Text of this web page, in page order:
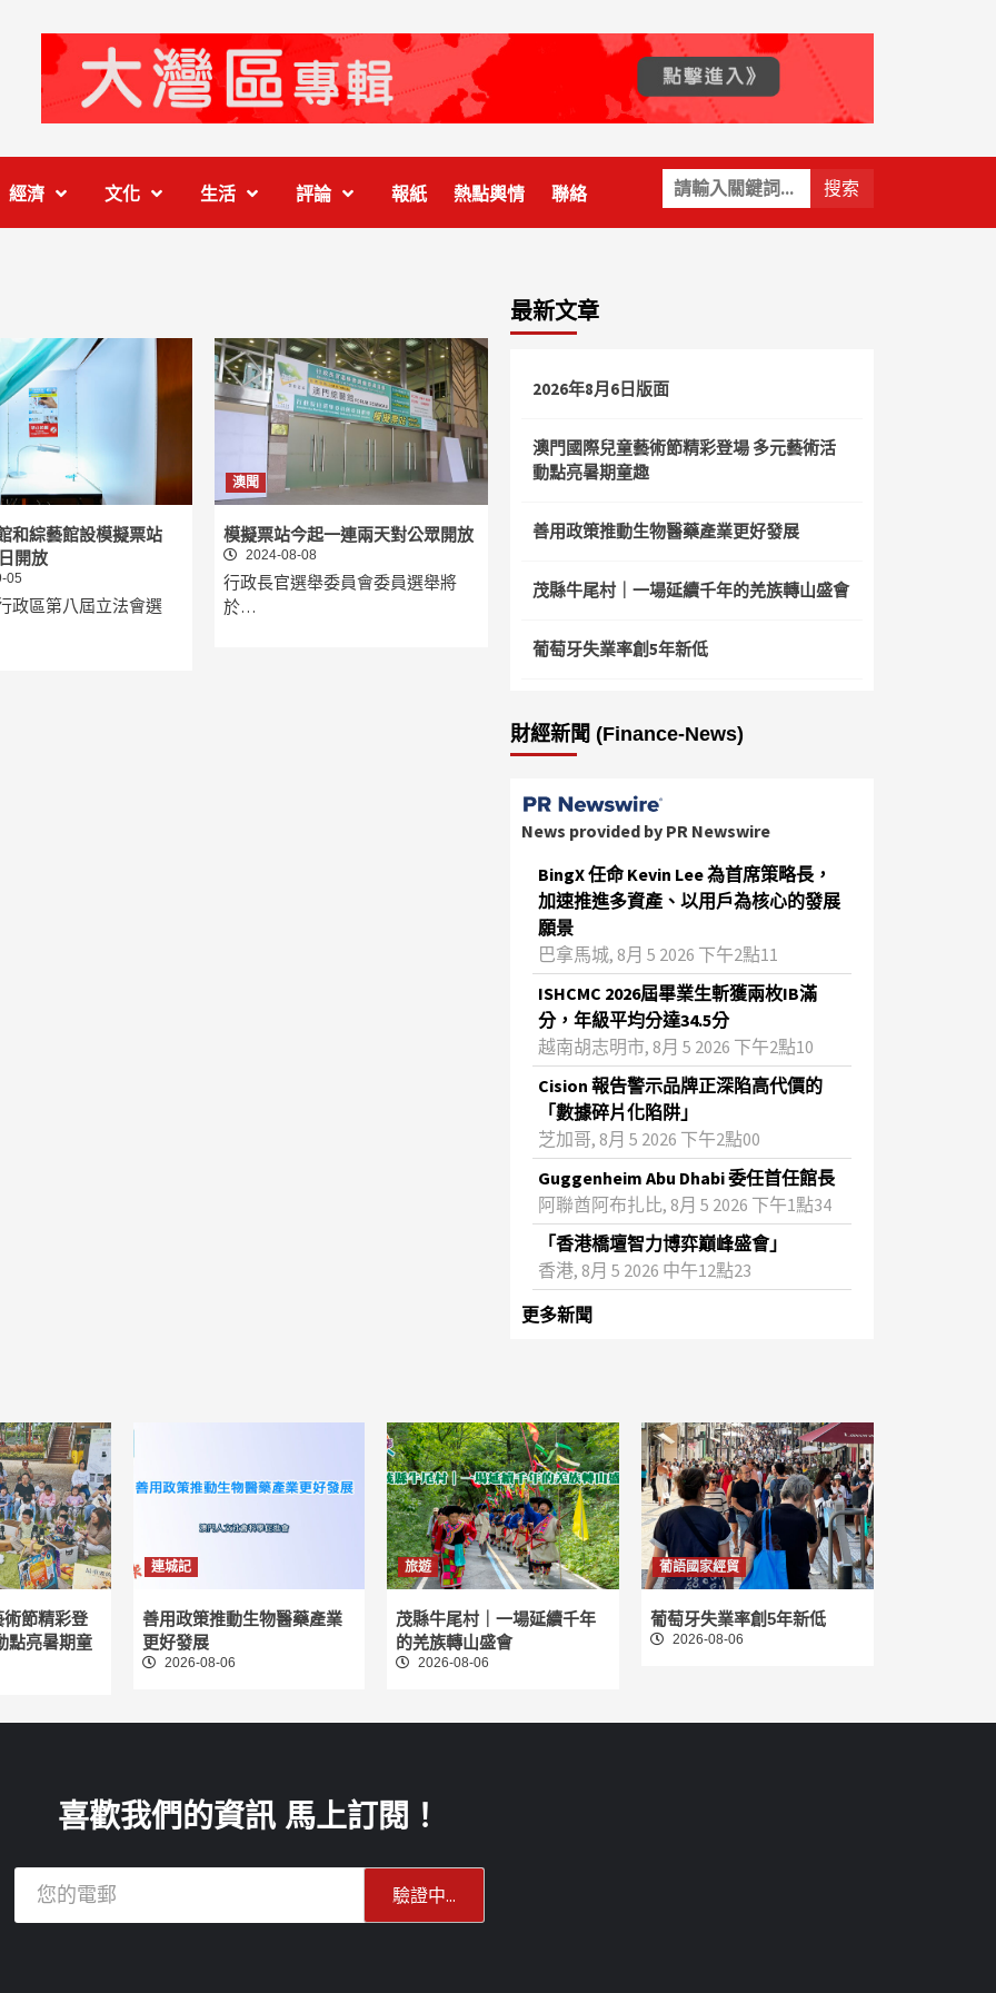
關
鍵
字:
經濟 文化 生活 評論 報紙 熱點輿情 聯絡
和綜藝館設模擬票站
開放
05
政區第八屆立法會選
澳聞
模擬票站今起一連兩天對公眾開放
2024-08-08
行政長官選舉委員會委員選舉將
於…
最新文章
2026年8月6日版面
澳門國際兒童藝術節精彩登場 多元藝術活
動點亮暑期童趣
善用政策推動生物醫藥產業更好發展
茂縣牛尾村｜一場延續千年的羌族轉山盛會
葡萄牙失業率創5年新低
財經新聞 (Finance-News)
News provided by PR Newswire
BingX 任命 Kevin Lee 為首席策略長，
加速推進多資產、以用戶為核心的發展
願景
巴拿馬城, 8月 5 2026 下午2點11
ISHCMC 2026屆畢業生斬獲兩枚IB滿
分，年級平均分達34.5分
越南胡志明市, 8月 5 2026 下午2點10
Cision 報告警示品牌正深陷高代價的
「數據碎片化陷阱」
芝加哥, 8月 5 2026 下午2點00
Guggenheim Abu Dhabi 委任首任館長
阿聯酋阿布扎比, 8月 5 2026 下午1點34
「香港橋壇智力博弈巔峰盛會」
香港, 8月 5 2026 中午12點23
更多新聞
節精彩登
點亮暑期童
連城記
善用政策推動生物醫藥產業
更好發展
2026-08-06
旅遊
茂縣牛尾村｜一場延續千年
的羌族轉山盛會
2026-08-06
葡語國家經貿
葡萄牙失業率創5年新低
2026-08-06
喜歡我們的資訊 馬上訂閱！